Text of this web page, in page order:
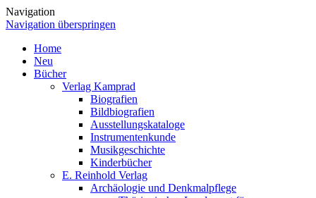
Navigation
Navigation überspringen
Home
Neu
Bücher
Verlag Kamprad
Biografien
Bildbiografien
Ausstellungskataloge
Instrumentenkunde
Musikgeschichte
Kinderbücher
E. Reinhold Verlag
Archäologie und Denkmalpflege